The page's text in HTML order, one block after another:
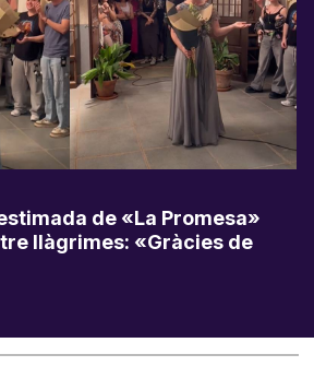
de «La Promesa»
llàgrimes: «Gràcies de